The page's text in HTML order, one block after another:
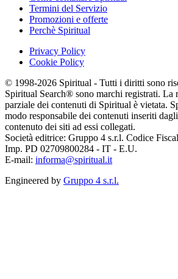
Termini del Servizio
Promozioni e offerte
Perchè Spiritual
Privacy Policy
Cookie Policy
© 1998-2026 Spiritual - Tutti i diritti sono
Spiritual Search® sono marchi registrati. La
parziale dei contenuti di Spiritual è vietata.
modo responsabile dei contenuti inseriti
contenuto dei siti ad essi collegati.
Società editrice: Gruppo 4 s.r.l. Codice
Imp. PD 02709800284 - IT - E.U.
E-mail: informa@spiritual.it
Engineered by Gruppo 4 s.r.l.